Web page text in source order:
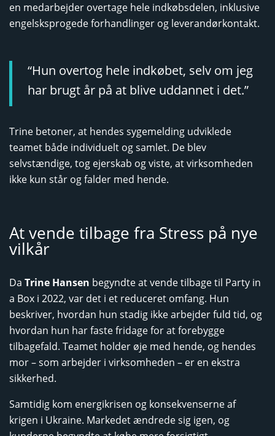
en medarbejder overtage hele indkøbsdelen, inklusive
engelsksprogede forhandlinger og leverandørkontakt.
“Hun overtog hele indkøbet, selv om jeg
har brugt år på at blive uddannet i det.”
Trine betoner, at hendes sygemelding udviklede
teamet både individuelt og samlet. De blev
selvstændige, tog ejerskab og viste, at virksomheden
ikke kun står og falder med hende.
At vende tilbage fra Stress på nye
vilkår
Da Trine Hansen begyndte at vende tilbage til Party in
a Box i 2022, var det i et reduceret omfang. Hun
beskriver, hvordan hun stadig ikke arbejder fuld tid, og
hvordan hun har faste fridage for at forebygge
tilbagefald. Teamet holder øje med hende, og hendes
mor – som arbejder i virksomheden – er en ekstra
sikkerhed.
Samtidig kom energikrisen og konsekvenserne af
krigen i Ukraine. Markedet ændrede sig igen, og